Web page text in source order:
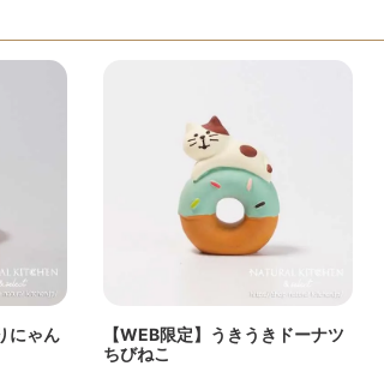
にゃん
【WEB限定】うきうきドーナツ
ちびねこ